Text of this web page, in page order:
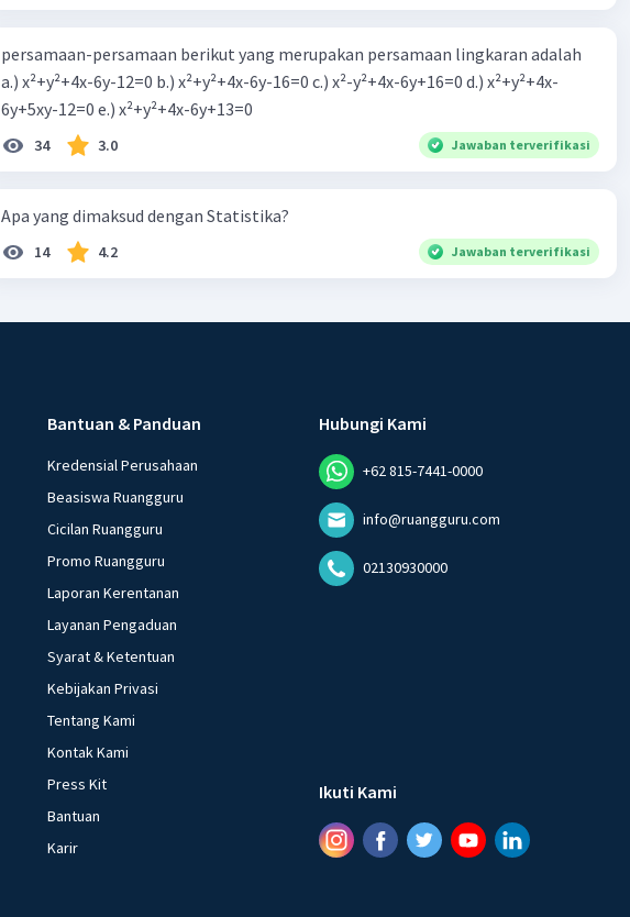
persamaan-persamaan berikut yang merupakan persamaan lingkaran adalah
a.) x²+y²+4x-6y-12=0 b.) x²+y²+4x-6y-16=0 c.) x²-y²+4x-6y+16=0 d.) x²+y²+4x-
6y+5xy-12=0 e.) x²+y²+4x-6y+13=0
34 3.0 Jawaban terverifikasi
Apa yang dimaksud dengan Statistika?
14 4.2 Jawaban terverifikasi
Bantuan & Panduan
Kredensial Perusahaan
Beasiswa Ruangguru
Cicilan Ruangguru
Promo Ruangguru
Laporan Kerentanan
Layanan Pengaduan
Syarat & Ketentuan
Kebijakan Privasi
Tentang Kami
Kontak Kami
Press Kit
Bantuan
Karir
Hubungi Kami
+62 815-7441-0000
info@ruangguru.com
02130930000
Ikuti Kami